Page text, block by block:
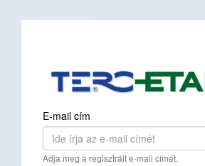
E-mail cím
Adja meg a regisztrált e-mail címét.